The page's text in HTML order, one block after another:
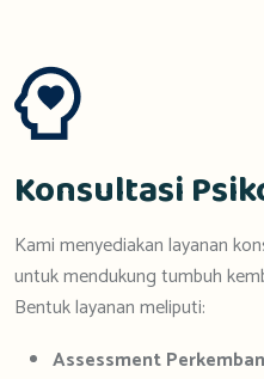
Konsultasi
Kamimenyediakanlayanan
untukmendukungtumbuh
Bentuklayananmeliputi:
Assessment